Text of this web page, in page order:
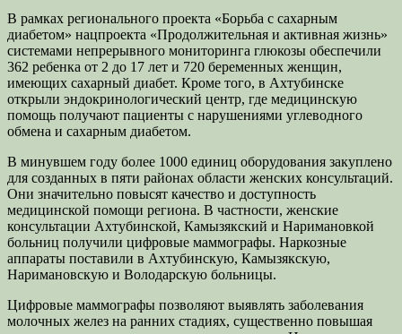
В рамках регионального проекта «Борьба с сахарным
диабетом» нацпроекта «Продолжительная и активная жизнь»
системами непрерывного мониторинга глюкозы обеспечили
362 ребенка от 2 до 17 лет и 720 беременных женщин,
имеющих сахарный диабет. Кроме того, в Ахтубинске
открыли эндокринологический центр, где медицинскую
помощь получают пациенты с нарушениями углеводного
обмена и сахарным диабетом.
В минувшем году более 1000 единиц оборудования закуплено
для созданных в пяти районах области женских консультаций.
Они значительно повысят качество и доступность
медицинской помощи региона. В частности, женские
консультации Ахтубинской, Камызякский и Наримановкой
больниц получили цифровые маммографы. Наркозные
аппараты поставили в Ахтубинскую, Камызякскую,
Наримановскую и Володарскую больницы.
Цифровые маммографы позволяют выявлять заболевания
молочных желез на ранних стадиях, существенно повышая